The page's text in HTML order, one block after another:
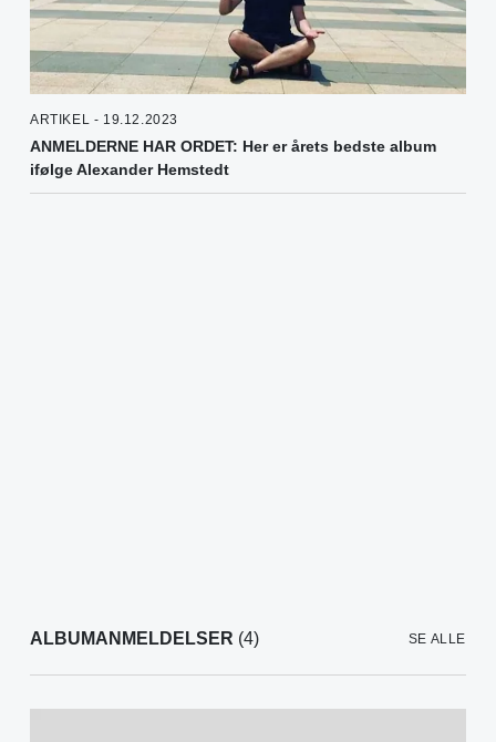
ARTIKEL - 19.12.2023
ANMELDERNE HAR ORDET: Her er årets bedste album
ifølge Alexander Hemstedt
ALBUMANMELDELSER (4) SE ALLE